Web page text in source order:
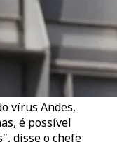
vírus Andes,
é possível
disse o chefe